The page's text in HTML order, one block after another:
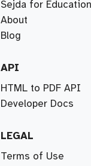
Sejda for Education
About
Blog
API
HTML to PDF API
Developer Docs
LEGAL
Terms of Use